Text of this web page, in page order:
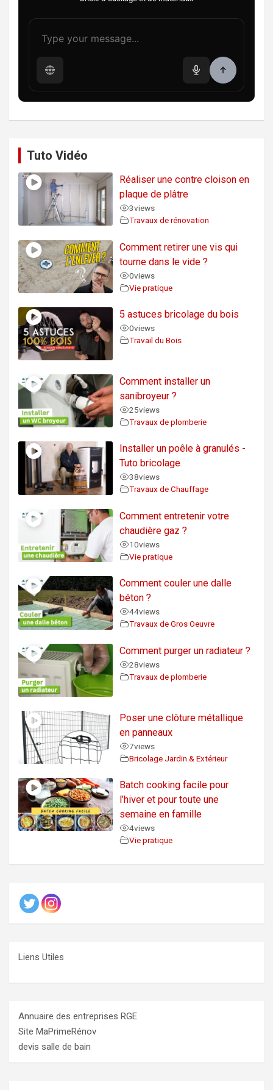
Tuto Vidéo
Réaliser une contre cloison en
plaque de plâtre
3views
Travaux de rénovation
Comment retirer une vis qui
tourne dans le vide ?
0views
Vie pratique
5 astuces bricolage du bois
0views
Travail du Bois
Comment installer un
sanibroyeur ?
25views
Travaux de plomberie
Installer un poêle à granulés -
Tuto bricolage
38views
Travaux de Chauffage
Comment entretenir votre
chaudière gaz ?
10views
Vie pratique
Comment couler une dalle
béton ?
44views
Travaux de Gros Oeuvre
Comment purger un radiateur ?
28views
Travaux de plomberie
Poser une clôture métallique
en panneaux
7views
Bricolage Jardin & Extérieur
Batch cooking facile pour
l’hiver et pour toute une
semaine en famille
4views
Vie pratique
Liens Utiles
Annuaire des entreprises RGE
Site MaPrimeRénov
devis salle de bain